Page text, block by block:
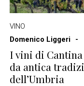
VINO
Domenico Liggeri
I vini di
da antica
dell’Umbria